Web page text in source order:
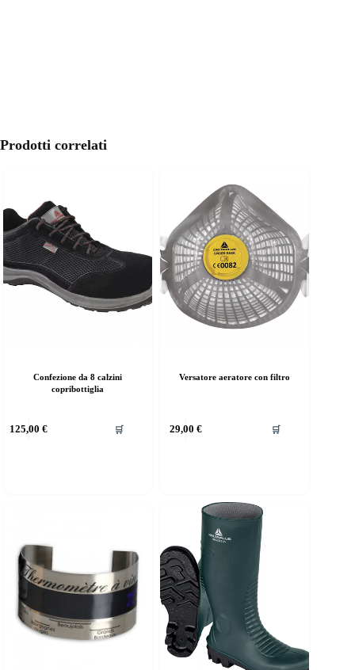
Prodotti correlati
Confezione da 8 calzini
copribottiglia
125,00€ 🛒
Versatore aeratore con filtro
29,00 € 🛒